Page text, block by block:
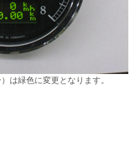
は緑色に変更となります。